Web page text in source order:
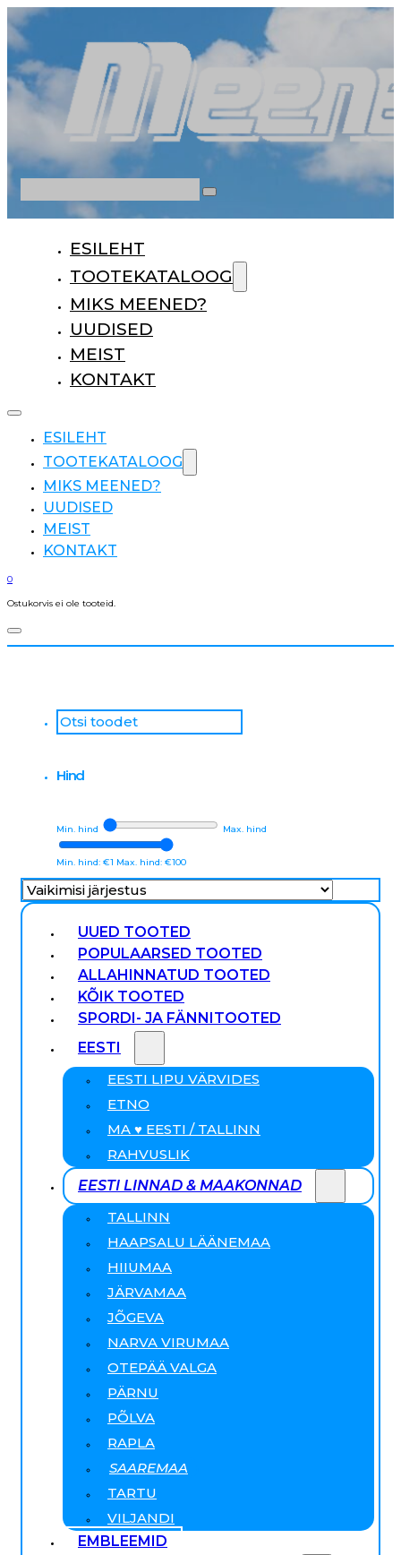
ESILEHT
TOOTEKATALOOG
MIKS MEENED?
UUDISED
MEIST
KONTAKT
ESILEHT
TOOTEKATALOOG
MIKS MEENED?
UUDISED
MEIST
KONTAKT
0
Ostukorvis ei ole tooteid.
Otsi
Hind
Min. hind Max. hind
Min. hind: €1 Max. hind: €100
UUED TOOTED
POPULAARSED TOOTED
ALLAHINNATUD TOOTED
KÕIK TOOTED
SPORDI- JA FÄNNITOOTED
EESTI
EESTI LIPU VÄRVIDES
ETNO
MA ♥ EESTI / TALLINN
RAHVUSLIK
EESTI LINNAD & MAAKONNAD
TALLINN
HAAPSALU LÄÄNEMAA
HIIUMAA
JÄRVAMAA
JÕGEVA
NARVA VIRUMAA
OTEPÄÄ VALGA
PÄRNU
PÕLVA
RAPLA
SAAREMAA
TARTU
VILJANDI
EMBLEEMID